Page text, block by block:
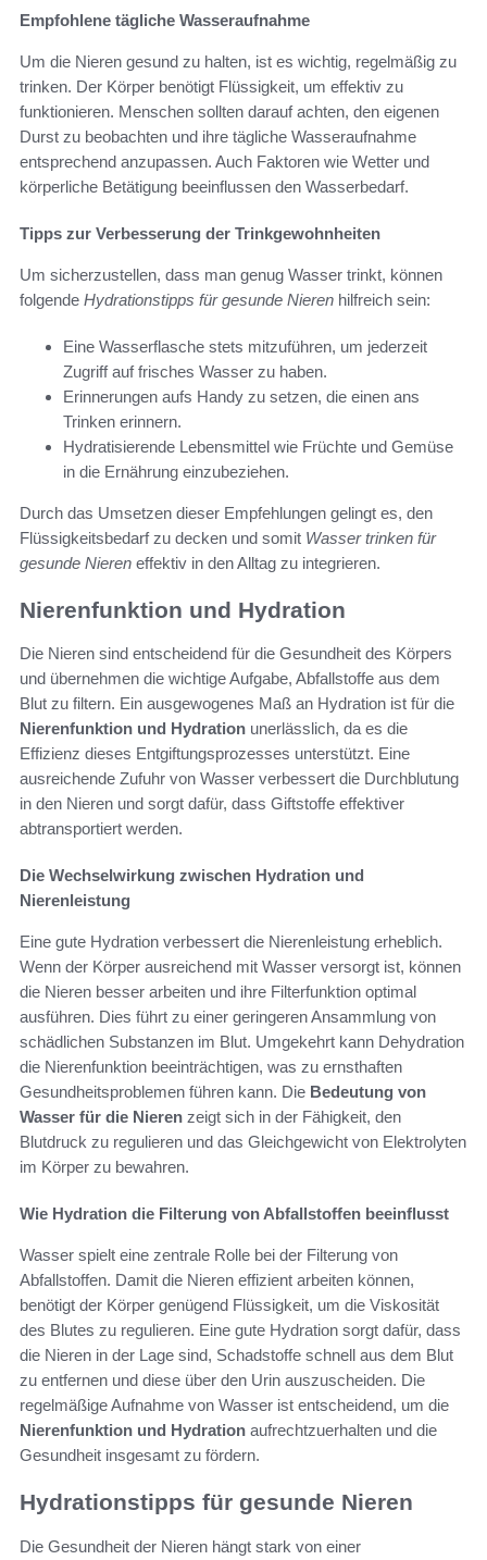
Empfohlene tägliche Wasseraufnahme
Um die Nieren gesund zu halten, ist es wichtig, regelmäßig zu
trinken. Der Körper benötigt Flüssigkeit, um effektiv zu
funktionieren. Menschen sollten darauf achten, den eigenen
Durst zu beobachten und ihre tägliche Wasseraufnahme
entsprechend anzupassen. Auch Faktoren wie Wetter und
körperliche Betätigung beeinflussen den Wasserbedarf.
Tipps zur Verbesserung der Trinkgewohnheiten
Um sicherzustellen, dass man genug Wasser trinkt, können
folgende Hydrationstipps für gesunde Nieren hilfreich sein:
Eine Wasserflasche stets mitzuführen, um jederzeit
Zugriff auf frisches Wasser zu haben.
Erinnerungen aufs Handy zu setzen, die einen ans
Trinken erinnern.
Hydratisierende Lebensmittel wie Früchte und Gemüse
in die Ernährung einzubeziehen.
Durch das Umsetzen dieser Empfehlungen gelingt es, den
Flüssigkeitsbedarf zu decken und somit Wasser trinken für
gesunde Nieren effektiv in den Alltag zu integrieren.
Nierenfunktion und Hydration
Die Nieren sind entscheidend für die Gesundheit des Körpers
und übernehmen die wichtige Aufgabe, Abfallstoffe aus dem
Blut zu filtern. Ein ausgewogenes Maß an Hydration ist für die
Nierenfunktion und Hydration unerlässlich, da es die
Effizienz dieses Entgiftungsprozesses unterstützt. Eine
ausreichende Zufuhr von Wasser verbessert die Durchblutung
in den Nieren und sorgt dafür, dass Giftstoffe effektiver
abtransportiert werden.
Die Wechselwirkung zwischen Hydration und
Nierenleistung
Eine gute Hydration verbessert die Nierenleistung erheblich.
Wenn der Körper ausreichend mit Wasser versorgt ist, können
die Nieren besser arbeiten und ihre Filterfunktion optimal
ausführen. Dies führt zu einer geringeren Ansammlung von
schädlichen Substanzen im Blut. Umgekehrt kann Dehydration
die Nierenfunktion beeinträchtigen, was zu ernsthaften
Gesundheitsproblemen führen kann. Die Bedeutung von
Wasser für die Nieren zeigt sich in der Fähigkeit, den
Blutdruck zu regulieren und das Gleichgewicht von Elektrolyten
im Körper zu bewahren.
Wie Hydration die Filterung von Abfallstoffen beeinflusst
Wasser spielt eine zentrale Rolle bei der Filterung von
Abfallstoffen. Damit die Nieren effizient arbeiten können,
benötigt der Körper genügend Flüssigkeit, um die Viskosität
des Blutes zu regulieren. Eine gute Hydration sorgt dafür, dass
die Nieren in der Lage sind, Schadstoffe schnell aus dem Blut
zu entfernen und diese über den Urin auszuscheiden. Die
regelmäßige Aufnahme von Wasser ist entscheidend, um die
Nierenfunktion und Hydration aufrechtzuerhalten und die
Gesundheit insgesamt zu fördern.
Hydrationstipps für gesunde Nieren
Die Gesundheit der Nieren hängt stark von einer